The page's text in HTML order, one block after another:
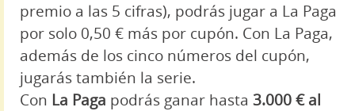
premio a las 5 cifras), podrás jugar a La Paga
por solo 0,50 € más por cupón. Con La Paga,
además de los cinco números del cupón,
jugarás también la serie.
Con La Paga podrás ganar hasta 3.000 € al